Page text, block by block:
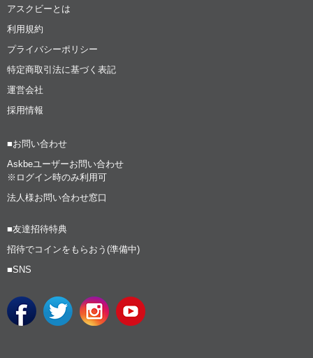
アスクビーとは
利用規約
プライバシーポリシー
特定商取引法に基づく表記
運営会社
採用情報
■お問い合わせ
Askbeユーザーお問い合わせ
※ログイン時のみ利用可
法人様お問い合わせ窓口
■友達招待特典
招待でコインをもらおう(準備中)
■SNS